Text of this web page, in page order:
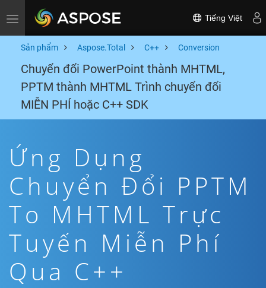
Toggle navigation Tiếng Việt
Sản phẩm Aspose.Total C++ Conversion
Chuyển đổi PowerPoint thành MHTML,
PPTM thành MHTML Trình chuyển đổi
MIỄN PHÍ hoặc C++ SDK
Ứng Dụng
Chuyển Đổi PPTM
To MHTML Trực
Tuyến Miễn Phí
Qua C++